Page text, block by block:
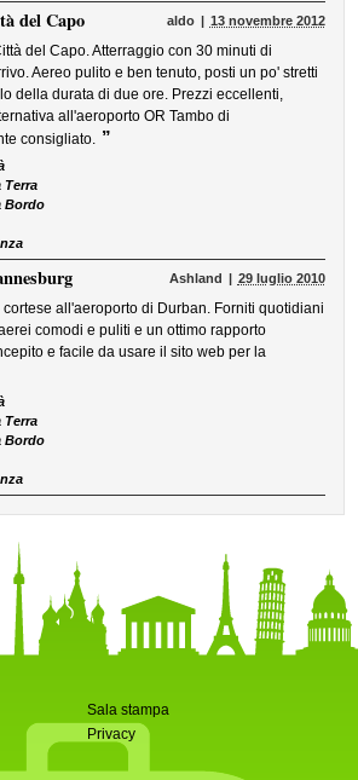
del Capo aldo 13 novembre 2012
del Capo. Atterraggio con 30 minuti di
Aereo pulito e ben tenuto, posti un po' stretti
della durata di due ore. Prezzi eccellenti,
all'aeroporto OR Tambo di
consigliato. ”
Terra
Bordo
Ashland 29 luglio 2010
all'aeroporto di Durban. Forniti quotidiani
comodi e puliti e un ottimo rapporto
e facile da usare il sito web per la
Terra
Bordo
Sala stampa
Privacy